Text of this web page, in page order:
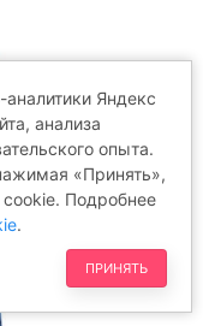
Яндекс
анализа
опыта.
«Принять»,
cookie. Подробнее
.
ПРИНЯТЬ